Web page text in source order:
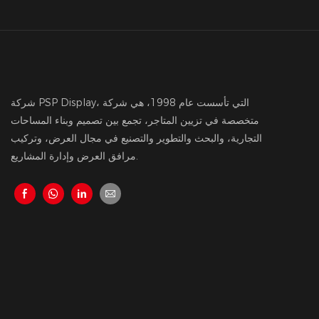
شركة PSP Display، التي تأسست عام 1998، هي شركة
متخصصة في تزيين المتاجر، تجمع بين تصميم وبناء المساحات
التجارية، والبحث والتطوير والتصنيع في مجال العرض، وتركيب
مرافق العرض وإدارة المشاريع.